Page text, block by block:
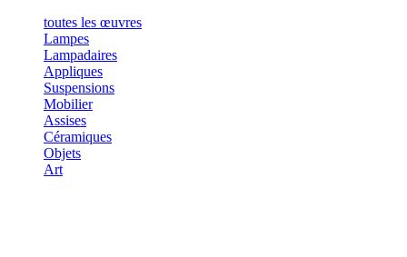
toutes les œuvres
Lampes
Lampadaires
Appliques
Suspensions
Mobilier
Assises
Céramiques
Objets
Art